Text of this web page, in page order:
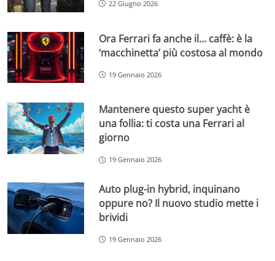
22 Giugno 2026
Ora Ferrari fa anche il… caffè: è la
‘macchinetta’ più costosa al mondo
19 Gennaio 2026
Mantenere questo super yacht è
una follia: ti costa una Ferrari al
giorno
19 Gennaio 2026
Auto plug-in hybrid, inquinano
oppure no? Il nuovo studio mette i
brividi
19 Gennaio 2026